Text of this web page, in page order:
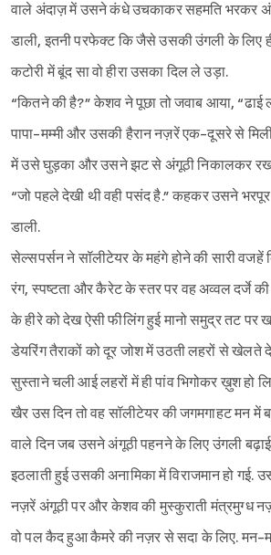
Sign in
वाले अंदाज़ में उसने कंधे उचकाकर सहमति भरकर
डाली, इतनी परफेक्ट कि जैसे उसकी उंगली के लिए ही
कटोरी में बूंद सा वो हीरा उसका दिल ले उड़ा.
“कितने की है?” केशव ने पूछा तो जवाब आया, “ढाई
पापा-मम्मी और उसकी हैरान नज़रें एक-दूसरे से
में उसे घुड़का और उसने झट से अंगूठी निकालकर रख
“जो पहले देखी थी वही पसंद है.” कहकर उसने
डाली.
सेल्सपर्सन ने सॉलीटेयर के महंगे होने की सारी वजहें
रंग, स्पष्टता और कैरेट के स्तर पर वह अव्वल दर्जे
के हीरे को देख ऐसी फीलिंग हुई मानो समुद्र तट
डेयरिंग तैराकों को दूर जोश में उठती लहरों से खेलते
सुस्ताने चली आई लहरों में ही पांव भिगोकर ख़ुश हो
खैर उस दिन तो वह सॉलीटेयर की जगमगाहट मन में
वाले दिन जब उसने अंगूठी पहनने के लिए उंगली
इठलाती हुई उसकी अनामिका में विराजमान हो गई.
नज़रें अंगूठी पर और केशव की मुस्कुराती मंत्रमुग्ध
वो पल कैद हुआ कैमरे की नज़र से सदा के लिए. मन-